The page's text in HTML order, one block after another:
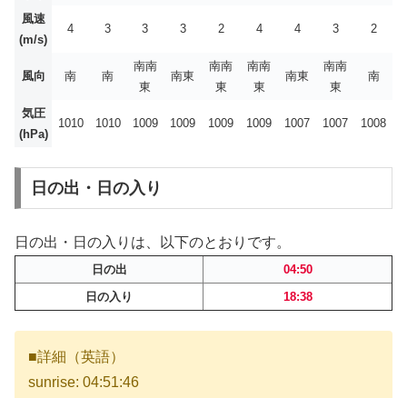
風速
(m/s)
4 3 3 3 2 4 4 3 2
風向 南 南
南南
東
南東
南南
東
南南
東
南東
南南
東
南
気圧
(hPa)
1010 1010 1009 1009 1009 1009 1007 1007 1008
日の出・日の入り
日の出・日の入りは、以下のとおりです。
日の出
04:50
日の入り
18:38
■詳細（英語）
sunrise: 04:51:46